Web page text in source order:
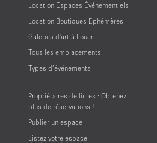
Location Espaces Événementiels
Location Boutiques Ephémères
Galeries d'art à Louer
Tous les emplacements
Types d’événements
Propriétaires de listes : Obtenez
plus de réservations !
Publier un espace
Listez votre espace